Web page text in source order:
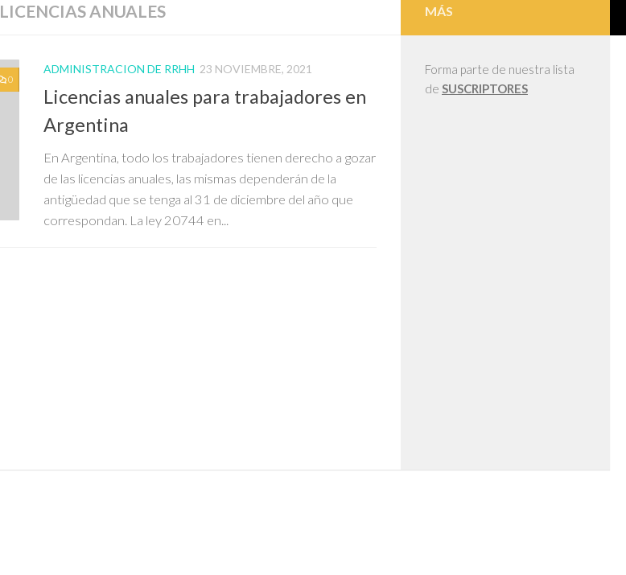
LICENCIAS ANUALES
0
ADMINISTRACION DE RRHH 23 NOVIEMBRE, 2021
Licencias anuales para trabajadores en
Argentina
En Argentina, todo los trabajadores tienen derecho a gozar
de las licencias anuales, las mismas dependerán de la
antigüedad que se tenga al 31 de diciembre del año que
correspondan. La ley 20744 en...
MÁS
Forma parte de nuestra lista
de SUSCRIPTORES